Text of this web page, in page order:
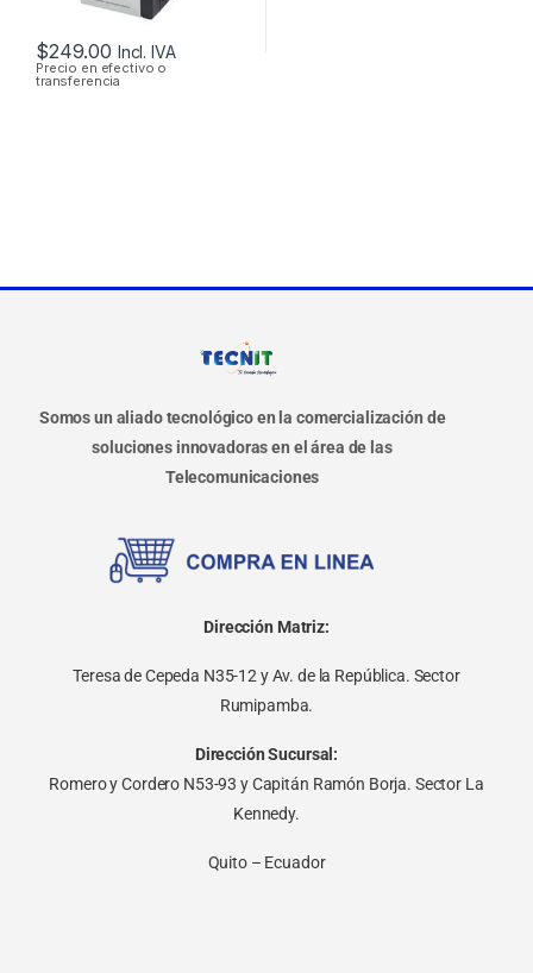
$249.00 Incl. IVA
Precio en efectivo o
transferencia
Somos un aliado tecnológico en la comercialización de
soluciones innovadoras en el área de las
Telecomunicaciones
Dirección Matriz:
Teresa de Cepeda N35-12 y Av. de la República. Sector
Rumipamba.
Dirección Sucursal:
Romero y Cordero N53-93 y Capitán Ramón Borja. Sector La
Kennedy.
Quito – Ecuador